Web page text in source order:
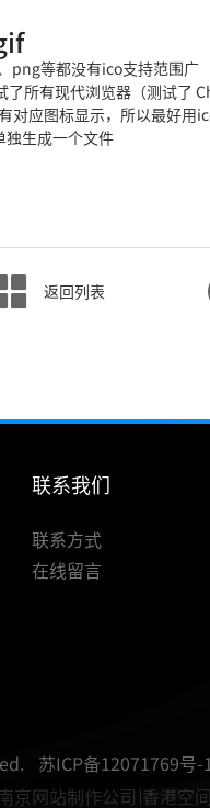
png等都没有ico支持范围广
所有现代浏览器（测试了
应图标显示，所以最好用
独生成一个文件
返回列表
联系我们
联系方式
在线留言
苏ICP备12071769号-
京网站制作公司 香港空间